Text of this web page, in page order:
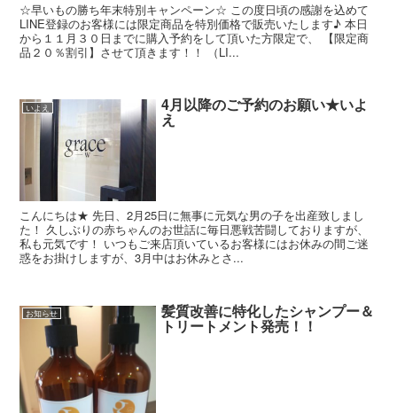
☆早いもの勝ち年末特別キャンペーン☆ この度日頃の感謝を込めて
LINE登録のお客様には限定商品を特別価格で販売いたします♪ 本日
から１１月３０日までに購入予約をして頂いた方限定で、 【限定商
品２０％割引】させて頂きます！！ （LI...
いよえ 4月以降のご予約のお願い★いよ
え
こんにちは★ 先日、2月25日に無事に元気な男の子を出産致しまし
た！ 久しぶりの赤ちゃんのお世話に毎日悪戦苦闘しておりますが、
私も元気です！ いつもご来店頂いているお客様にはお休みの間ご迷
惑をお掛けしますが、3月中はお休みとさ...
お知らせ 髪質改善に特化したシャンプー＆
トリートメント発売！！